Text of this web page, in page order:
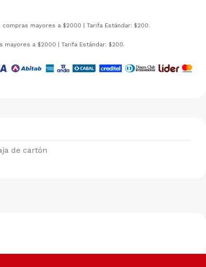
mayores a $2000 | Tarifa Estándar: $200.
mayores a $2000 | Tarifa Estándar: $200.
de cartón